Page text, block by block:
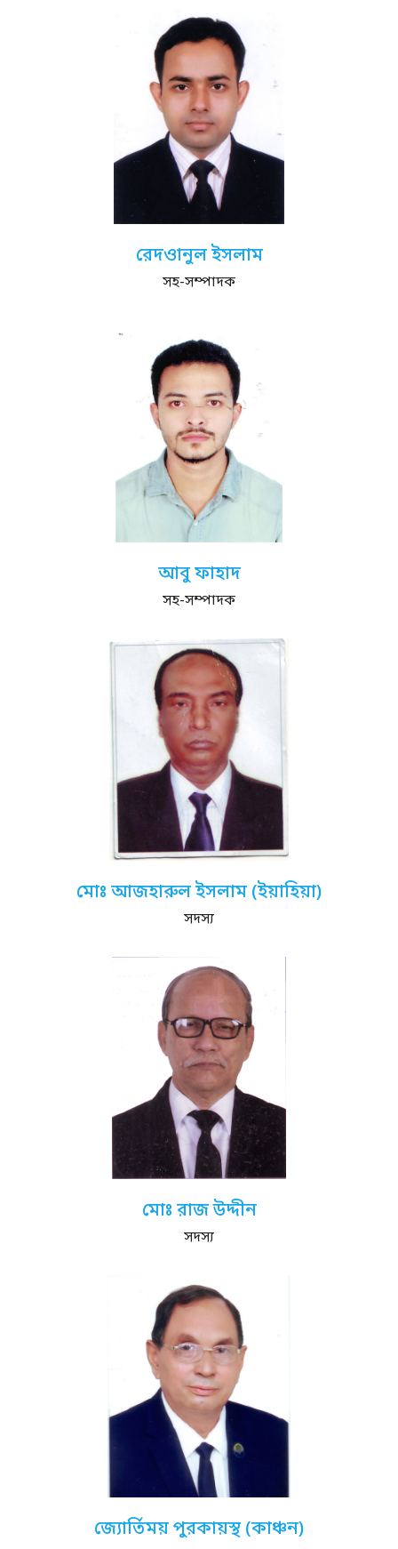
রেদওানুল ইসলাম
সহ-সম্পাদক
আবু ফাহাদ
সহ-সম্পাদক
মোঃ আজহারুল ইসলাম (ইয়াহিয়া)
সদস্য
মোঃ রাজ উদ্দীন
সদস্য
জ্যোর্তিময় পুরকায়স্থ (কাঞ্চন)